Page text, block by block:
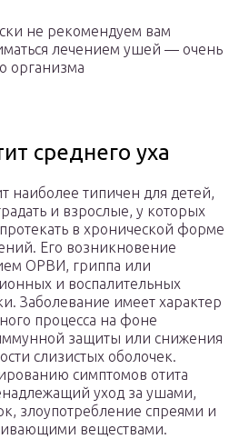
не рекомендуем вам
лечением ушей — очень
организма
среднего уха
наиболее типичен для детей,
и взрослые, у которых
в хронической форме
Его возникновение
ОРВИ, гриппа или
и воспалительных
Заболевание имеет характер
процесса на фоне
защиты или снижения
слизистых оболочек.
симптомов отита
уход за ушами,
злоупотребление спреями и
веществами.